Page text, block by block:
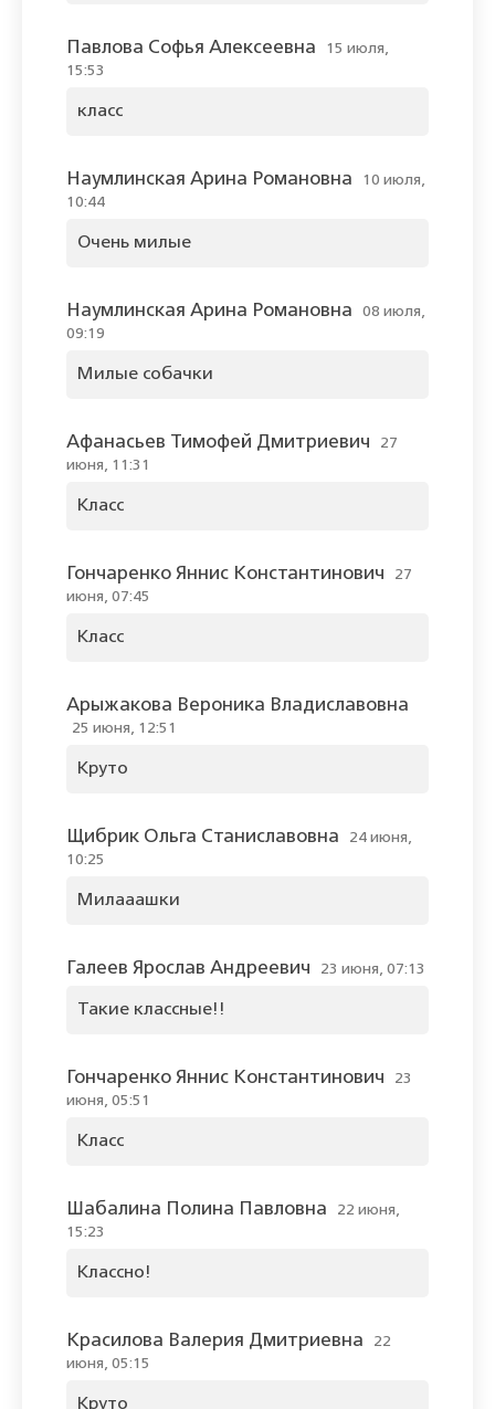
Павлова Софья Алексеевна
15 июля,
15:53
класс
Наумлинская Арина Романовна
10 июля,
10:44
Очень милые
Наумлинская Арина Романовна
08 июля,
09:19
Милые собачки
Афанасьев Тимофей Дмитриевич
27
июня, 11:31
Класс
Гончаренко Яннис Константинович
27
июня, 07:45
Класс
Арыжакова Вероника Владиславовна
25 июня, 12:51
Круто
Щибрик Ольга Станиславовна
24 июня,
10:25
Милааашки
Галеев Ярослав Андреевич 23 июня, 07:13
Такие классные!!
Гончаренко Яннис Константинович
23
июня, 05:51
Класс
Шабалина Полина Павловна
22 июня,
15:23
Классно!
Красилова Валерия Дмитриевна
22
июня, 05:15
Круто